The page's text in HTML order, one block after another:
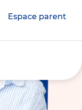
crèche(s)
Espace parent